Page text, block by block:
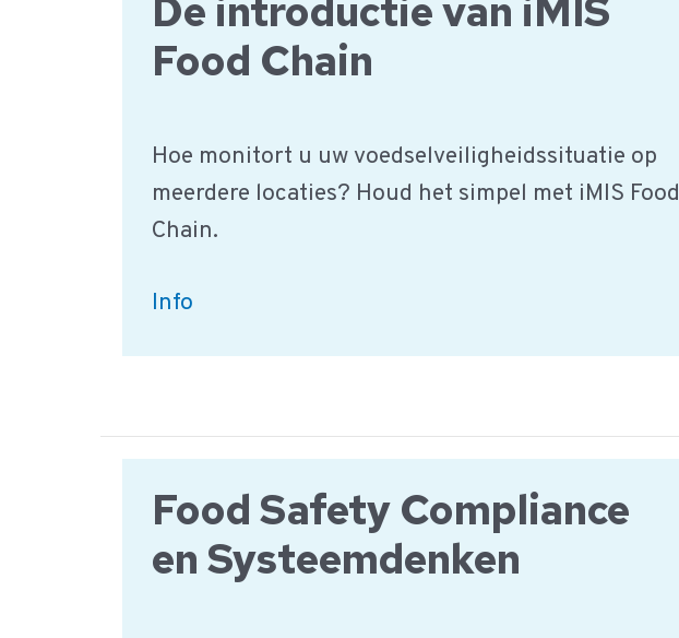
De introductie van iMIS
Food Chain
Hoe monitort u uw voedselveiligheidssituatie op
meerdere locaties? Houd het simpel met iMIS Food
Chain.
De
Chain
Info
Food Safety Compliance
en Systeemdenken